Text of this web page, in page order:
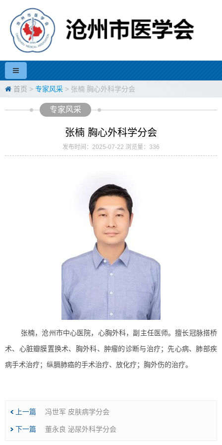
首页 > 专家风采 > 张楠 胸心外科学分会
专家风采
张楠 胸心外科学分会
发布时间：2025-07-22 浏览量：336
张楠，沧州市中心医院，心胸外科，副主任医师。擅长冠脉搭桥
术、心脏瓣膜置换术、胸外科、肿瘤的诊断与治疗；先心病、肺部疾
病手术治疗；纵膈肺癌的手术治疗、放化疗；胸外伤的治疗。
上一篇 冯世军 皮肤病学分会
下一篇 董永良 泌尿外科学分会